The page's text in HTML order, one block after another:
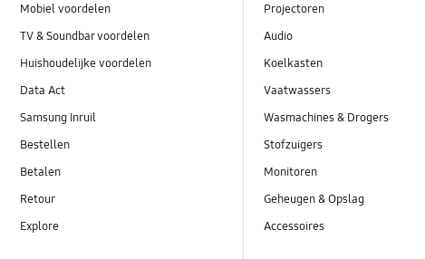
Mobiel voordelen
TV & Soundbar voordelen
Huishoudelijke voordelen
Data Act
Samsung Inruil
Bestellen
Betalen
Retour
Explore
Projectoren
Audio
Koelkasten
Vaatwassers
Wasmachines & Drogers
Stofzuigers
Monitoren
Geheugen & Opslag
Accessoires